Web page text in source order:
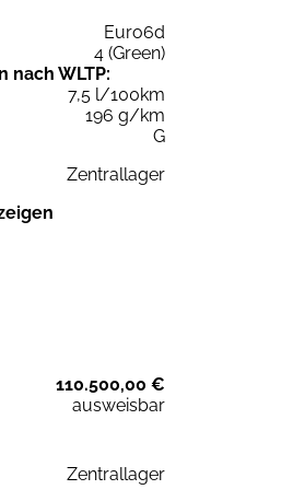
Euro6d
4 (Green)
nach WLTP:
7,5 l/100km
196 g/km
G
Zentrallager
110.500,00 €
ausweisbar
Zentrallager